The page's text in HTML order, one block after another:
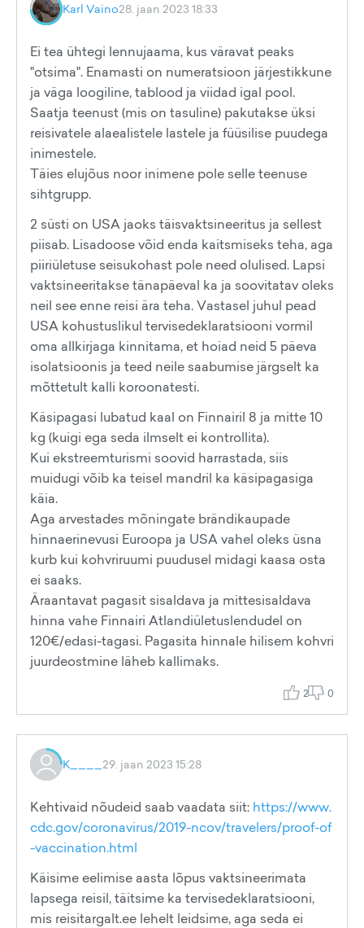
Karl Vaino28. jaan 2023 18:33
Ei tea ühtegi lennujaama, kus väravat peaks
"otsima". Enamasti on numeratsioon järjestikkune
ja väga loogiline, tablood ja viidad igal pool.
Saatja teenust (mis on tasuline) pakutakse üksi
reisivatele alaealistele lastele ja füüsilise puudega
inimestele.
Täies elujõus noor inimene pole selle teenuse
sihtgrupp.
2 süsti on USA jaoks täisvaktsineeritus ja sellest
piisab. Lisadoose võid enda kaitsmiseks teha, aga
piiriületuse seisukohast pole need olulised. Lapsi
vaktsineeritakse tänapäeval ka ja soovitatav oleks
neil see enne reisi ära teha. Vastasel juhul pead
USA kohustuslikul tervisedeklaratsiooni vormil
oma allkirjaga kinnitama, et hoiad neid 5 päeva
isolatsioonis ja teed neile saabumise järgselt ka
mõttetult kalli koroonatesti.
Käsipagasi lubatud kaal on Finnairil 8 ja mitte 10
kg (kuigi ega seda ilmselt ei kontrollita).
Kui ekstreemturismi soovid harrastada, siis
muidugi võib ka teisel mandril ka käsipagasiga
käia.
Aga arvestades mõningate brändikaupade
hinnaerinevusi Euroopa ja USA vahel oleks üsna
kurb kui kohvriruumi puudusel midagi kaasa osta
ei saaks.
Äraantavat pagasit sisaldava ja mittesisaldava
hinna vahe Finnairi Atlandiületuslendudel on
120€/edasi-tagasi. Pagasita hinnale hilisem kohvri
juurdeostmine läheb kallimaks.
2 0
K____ 29. jaan 2023 15:28
Kehtivaid nõudeid saab vaadata siit: https://www.
cdc.gov/coronavirus/2019-ncov/travelers/proof-of
-vaccination.html
Käisime eelimise aasta lõpus vaktsineerimata
lapsega reisil, täitsime ka tervisedeklaratsiooni,
mis reisitargalt.ee lehelt leidsime, aga seda ei